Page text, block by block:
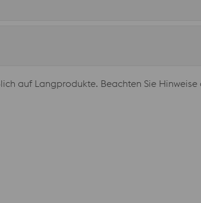
auf Langprodukte. Beachten Sie